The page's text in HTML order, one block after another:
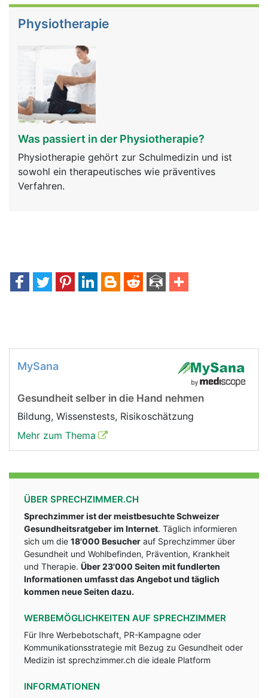
Physiotherapie
Was passiert in der Physiotherapie?
Physiotherapie gehört zur Schulmedizin und ist
sowohl ein therapeutisches wie präventives
Verfahren.
MySana
Gesundheit selber in die Hand nehmen
Bildung, Wissenstests, Risikoschätzung
Mehr zum Thema
ÜBER SPRECHZIMMER.CH
Sprechzimmer ist der meistbesuchte Schweizer
Gesundheitsratgeber im Internet. Täglich informieren
sich um die 18'000 Besucher auf Sprechzimmer über
Gesundheit und Wohlbefinden, Prävention, Krankheit
und Therapie. Über 23'000 Seiten mit fundlerten
Informationen umfasst das Angebot und täglich
kommen neue Seiten dazu.
WERBEMÖGLICHKEITEN AUF SPRECHZIMMER
Für Ihre Werbebotschaft, PR-Kampagne oder
Kommunikationsstrategie mit Bezug zu Gesundheit oder
Medizin ist sprechzimmer.ch die ideale Platform
INFORMATIONEN